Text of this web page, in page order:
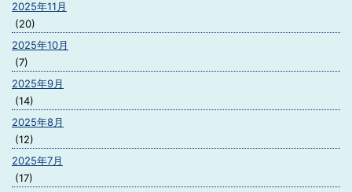
2025年11月
(20)
2025年10月
(7)
2025年9月
(14)
2025年8月
(12)
2025年7月
(17)